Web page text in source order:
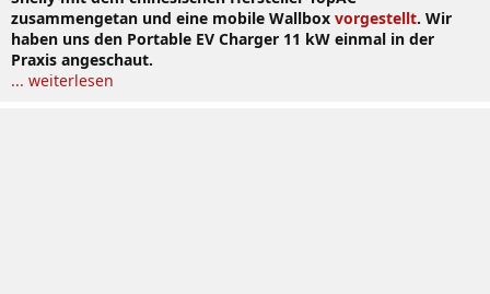
zusammengetan und eine mobile Wallbox vorgestellt. Wir
haben uns den Portable EV Charger 11 kW einmal in der
Praxis angeschaut.
... weiterlesen